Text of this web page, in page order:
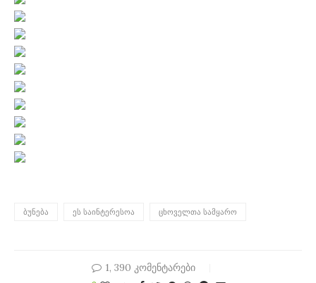
ᲑᲣᲜᲔᲑᲐ ᲔᲡ ᲡᲐᲘᲜᲢᲔᲠᲔᲡᲝᲐ ᲪᲮᲝᲕᲔᲚᲗᲐ ᲡᲐᲛᲧᲐᲠᲝ
1, 390 კომენტარები